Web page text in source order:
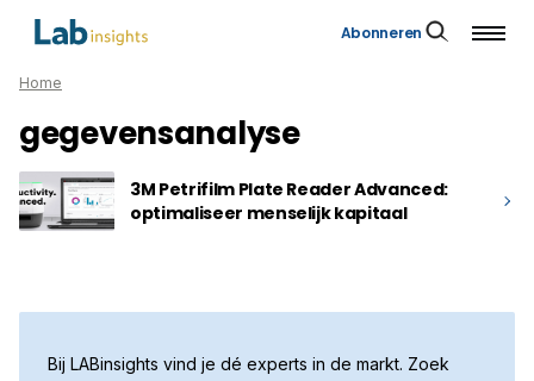
Abonneren
Home
gegevensanalyse
3M Petrifilm Plate Reader Advanced:
optimaliseer menselijk kapitaal
Bij LABinsights vind je dé experts in de markt. Zoek